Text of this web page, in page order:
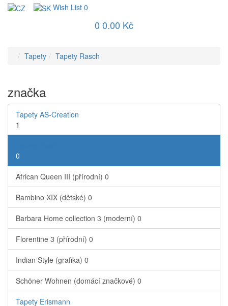
Wish List 0
0 0.00 Kč
Tapety Tapety Rasch
značka
Tapety AS-Creation
1
0
African Queen III (přírodní) 0
Bambino XIX (dětské) 0
Barbara Home collection 3 (moderní) 0
Florentine 3 (přírodní) 0
Indian Style (grafika) 0
Schöner Wohnen (domácí značkové) 0
Tapety Erismann